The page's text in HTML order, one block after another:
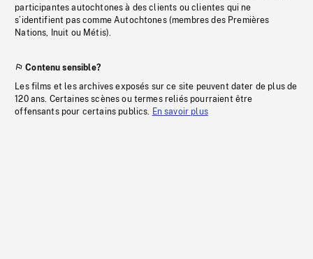
participantes autochtones à des clients ou clientes qui ne
s’identifient pas comme Autochtones (membres des Premières
Nations, Inuit ou Métis).
Contenu sensible?
Les films et les archives exposés sur ce site peuvent dater de plus de
120 ans. Certaines scènes ou termes reliés pourraient être
offensants pour certains publics. En savoir plus